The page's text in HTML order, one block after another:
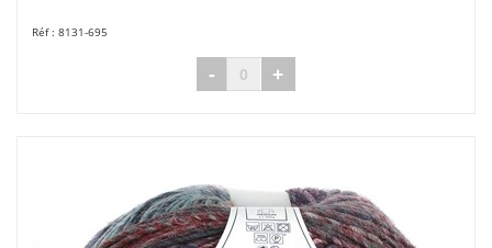
8131-695
- +